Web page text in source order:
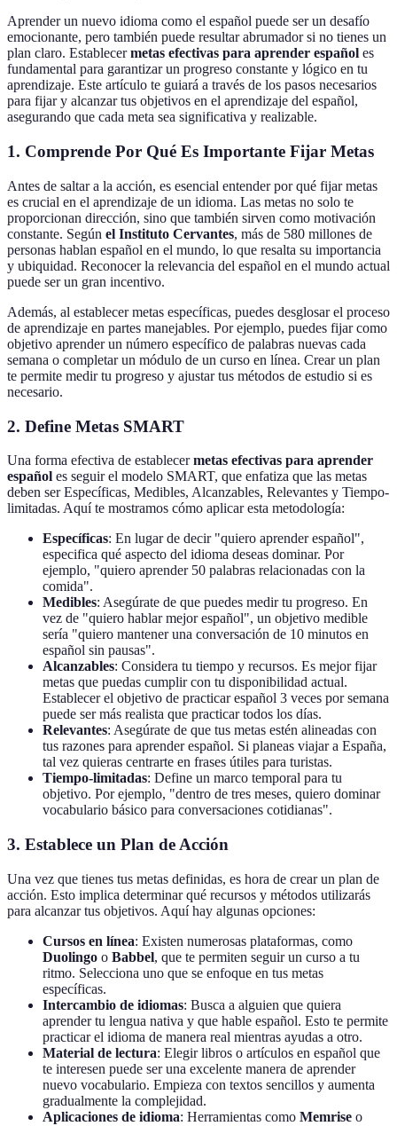
Aprender un nuevo idioma como el español puede ser un desafío
emocionante, pero también puede resultar abrumador si no tienes un
plan claro. Establecermetas efectivas para aprender español es
fundamental para garantizar un progreso constante y lógico en tu
aprendizaje. Este artículo te guiará a través de los pasos necesarios
para fijar y alcanzar tus objetivos en el aprendizaje del español,
asegurando que cada meta sea significativa y realizable.
1. Comprende Por Qué Es Importante Fijar Metas
Antes de saltar a la acción, es esencial entender por qué fijar metas
es crucial en el aprendizaje de un idioma. Las metas no solo te
proporcionan dirección, sino que también sirven como motivación
constante. Según el Instituto Cervantes, más de 580 millones de
personas hablan español en el mundo, lo que resalta su importancia
y ubiquidad. Reconocer la relevancia del español en el mundo actual
puede ser un gran incentivo.
Además, al establecer metas específicas, puedes desglosar el proceso
de aprendizaje en partes manejables. Por ejemplo, puedes fijar como
objetivo aprender un número específico de palabras nuevas cada
semana o completar un módulo de un curso en línea. Crear un plan
te permite medir tu progreso y ajustar tus métodos de estudio si es
necesario.
2. Define Metas SMART
Una forma efectiva de establecermetas efectivas para aprender
español es seguir el modelo SMART, que enfatiza que las metas
deben ser Específicas, Medibles, Alcanzables, Relevantes y Tiempo-
limitadas. Aquí te mostramos cómo aplicar esta metodología:
Específicas: En lugar de decir "quiero aprender español",
especifica qué aspecto del idioma deseas dominar. Por
ejemplo, "quiero aprender 50 palabras relacionadas con la
comida".
Medibles: Asegúrate de que puedes medir tu progreso. En
vez de "quiero hablar mejor español", un objetivo medible
sería "quiero mantener una conversación de 10 minutos en
español sin pausas".
Alcanzables: Considera tu tiempo y recursos. Es mejor fijar
metas que puedas cumplir con tu disponibilidad actual.
Establecer el objetivo de practicar español 3 veces por semana
puede ser más realista que practicar todos los días.
Relevantes: Asegúrate de que tus metas estén alineadas con
tus razones para aprender español. Si planeas viajar a España,
tal vez quieras centrarte en frases útiles para turistas.
Tiempo-limitadas: Define un marco temporal para tu
objetivo. Por ejemplo, "dentro de tres meses, quiero dominar
vocabulario básico para conversaciones cotidianas".
3. Establece un Plan de Acción
Una vez que tienes tus metas definidas, es hora de crear un plan de
acción. Esto implica determinar qué recursos y métodos utilizarás
para alcanzar tus objetivos. Aquí hay algunas opciones:
Cursos en línea: Existen numerosas plataformas, como
Duolingo o Babbel, que te permiten seguir un curso a tu
ritmo. Selecciona uno que se enfoque en tus metas
específicas.
Intercambio de idiomas: Busca a alguien que quiera
aprender tu lengua nativa y que hable español. Esto te permite
practicar el idioma de manera real mientras ayudas a otro.
Material de lectura: Elegir libros o artículos en español que
te interesen puede ser una excelente manera de aprender
nuevo vocabulario. Empieza con textos sencillos y aumenta
gradualmente la complejidad.
Aplicaciones de idioma: Herramientas como Memrise o